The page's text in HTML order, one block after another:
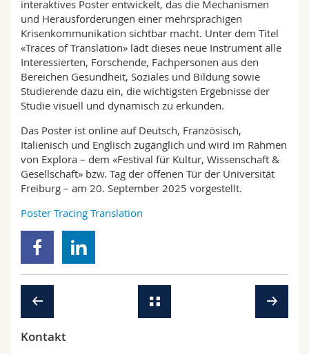
interaktives Poster entwickelt, das die Mechanismen
und Herausforderungen einer mehrsprachigen
Krisenkommunikation sichtbar macht. Unter dem Titel
«Traces of Translation» lädt dieses neue Instrument alle
Interessierten, Forschende, Fachpersonen aus den
Bereichen Gesundheit, Soziales und Bildung sowie
Studierende dazu ein, die wichtigsten Ergebnisse der
Studie visuell und dynamisch zu erkunden.
Das Poster ist online auf Deutsch, Französisch,
Italienisch und Englisch zugänglich und wird im Rahmen
von Explora – dem «Festival für Kultur, Wissenschaft &
Gesellschaft» bzw. Tag der offenen Tür der Universität
Freiburg – am 20. September 2025 vorgestellt.
Poster Tracing Translation
Kontakt